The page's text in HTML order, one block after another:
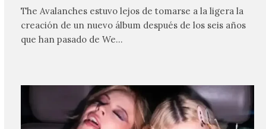
The Avalanches estuvo lejos de tomarse a la ligera la
creación de un nuevo álbum después de los seis años
que han pasado de We…